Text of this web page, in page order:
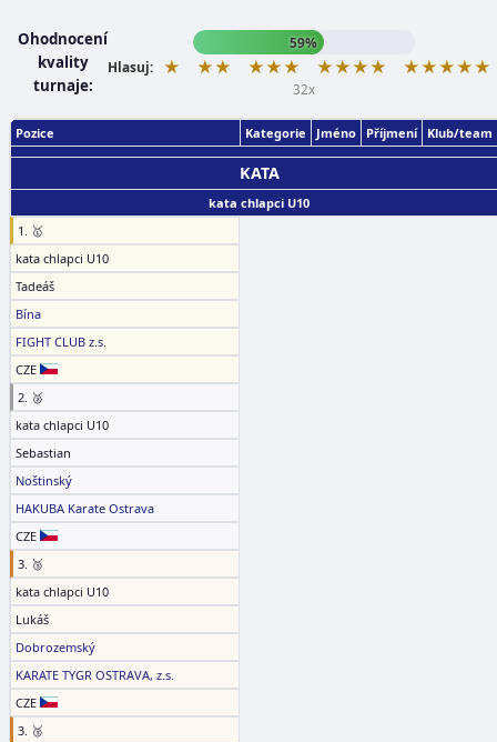
Ohodnocení
kvality
turnaje:
59%
Hlasuj:
★ ★★ ★★★ ★★★★ ★★★★★
32x
Pozice Kategorie Jméno Příjmení Klub/team
KATA
kata chlapci U10
1. 🥇
kata chlapci U10
Tadeáš
Bína
FIGHT CLUB z.s.
CZE
2. 🥈
kata chlapci U10
Sebastian
Noštinský
HAKUBA Karate Ostrava
CZE
3. 🥉
kata chlapci U10
Lukáš
Dobrozemský
KARATE TYGR OSTRAVA, z.s.
CZE
3. 🥉